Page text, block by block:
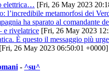
elettrica… [Fri, 26 May 2023
l’incredibile metamorfosi dei
ha sparato al comandante
e rivelatrice [Fri, 26 May 2023
È questo il messaggio più
[Fri, 26 May 2023 06:50:01 +0000]
- ^su^